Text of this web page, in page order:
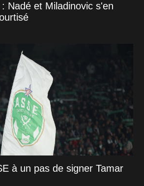
Nadé et Miladinovic s'en
à un pas de signer Tamar